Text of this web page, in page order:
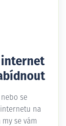
internet
se
na
se vám